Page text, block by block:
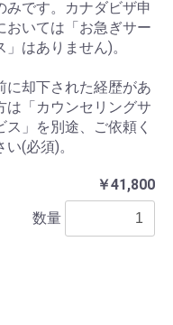
みです。カナダビザ申
おいては「お急ぎサー
」はありません)。
に却下された経歴があ
は「カウンセリングサ
ス」を別途、ご依頼く
い(必須)。
￥41,800
数量